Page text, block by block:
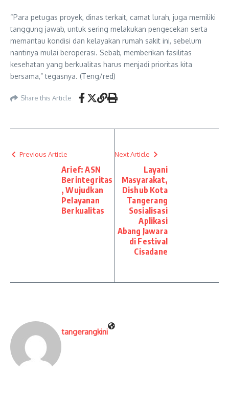
“Para petugas proyek, dinas terkait, camat lurah, juga memiliki
tanggung jawab, untuk sering melakukan pengecekan serta
memantau kondisi dan kelayakan rumah sakit ini, sebelum
nantinya mulai beroperasi. Sebab, memberikan fasilitas
kesehatan yang berkualitas harus menjadi prioritas kita
bersama,” tegasnya. (Teng/red)
Share this Article
Previous Article
Arief: ASN
Berintegritas
, Wujudkan
Pelayanan
Berkualitas
Next Article
Layani
Masyarakat,
Dishub Kota
Tangerang
Sosialisasi
Aplikasi
Abang Jawara
di Festival
Cisadane
tangerangkini